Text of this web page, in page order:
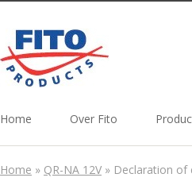
Home Over Fito
Home » QR-NA 12V » Declaration of